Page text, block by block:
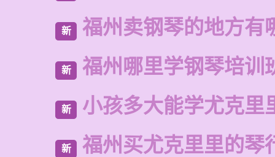
新 福州卖钢琴的地方有
新 福州哪里学钢琴培训
新 小孩多大能学尤克里
新 福州买尤克里里的琴